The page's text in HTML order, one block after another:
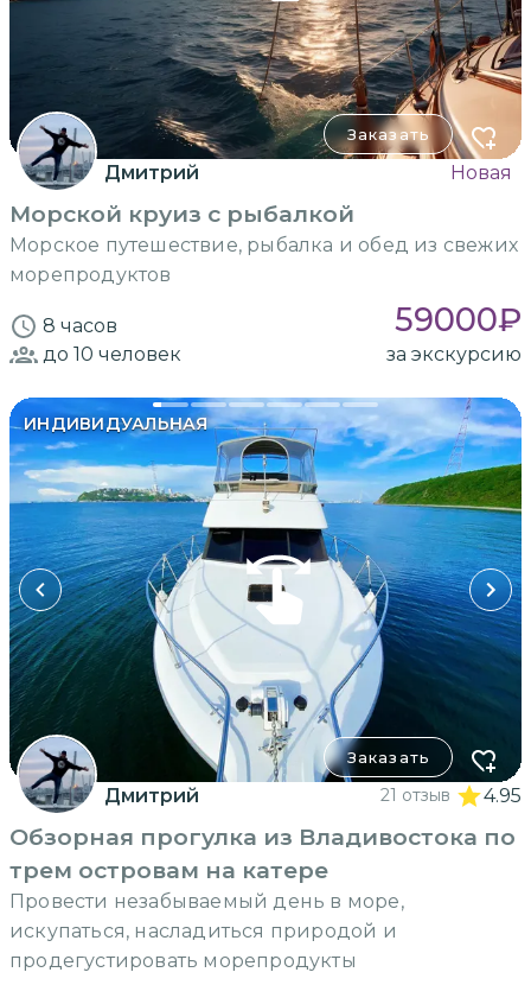
Заказать
Дмитрий Новая
Морской круиз с рыбалкой
Морское путешествие, рыбалка и обед из свежих
морепродуктов
8 часов 59000₽
до 10 человек за экскурсию
ИНДИВИДУАЛЬНАЯ
Заказать
Дмитрий 21 отзыв 4.95
Обзорная прогулка из Владивостока по
трем островам на катере
Провести незабываемый день в море,
искупаться, насладиться природой и
продегустировать морепродукты